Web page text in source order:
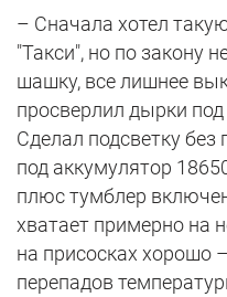
– Сначала хотел
"Такси", но по закону
шашку, все лишнее
просверлил дырки
Сделал подсветку без
под аккумулятор
плюс тумблер
хватает примерно на
на присосках хорошо
перепадов